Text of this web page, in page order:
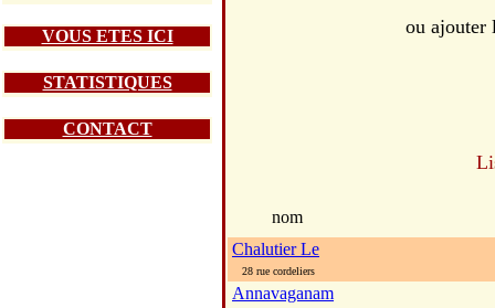
VOUS ETES ICI
STATISTIQUES
CONTACT
ou ajouter
nom
Chalutier Le
28 rue cordeliers
Annavaganam